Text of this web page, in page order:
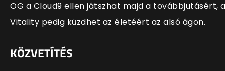
OG a Cloud9 ellen játszhat majd a továbbjutásért,
Vitality pedig küzdhet az életéért az alsó ágon.
KÖZVETÍTÉS